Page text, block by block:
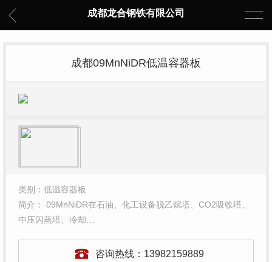
成都龙合钢铁有限公司
成都09MnNiDR低温容器板
类别：低温容器板
简介： 09MnNiDR在石油、化工设备脱乙烷塔、CO2吸收塔、
中压闪蒸塔、冷却…
咨询热线： 13982159889